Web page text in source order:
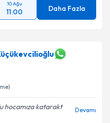
10 Ağu
11:00 Daha Fazla
hocamıza katarakt
Devamı